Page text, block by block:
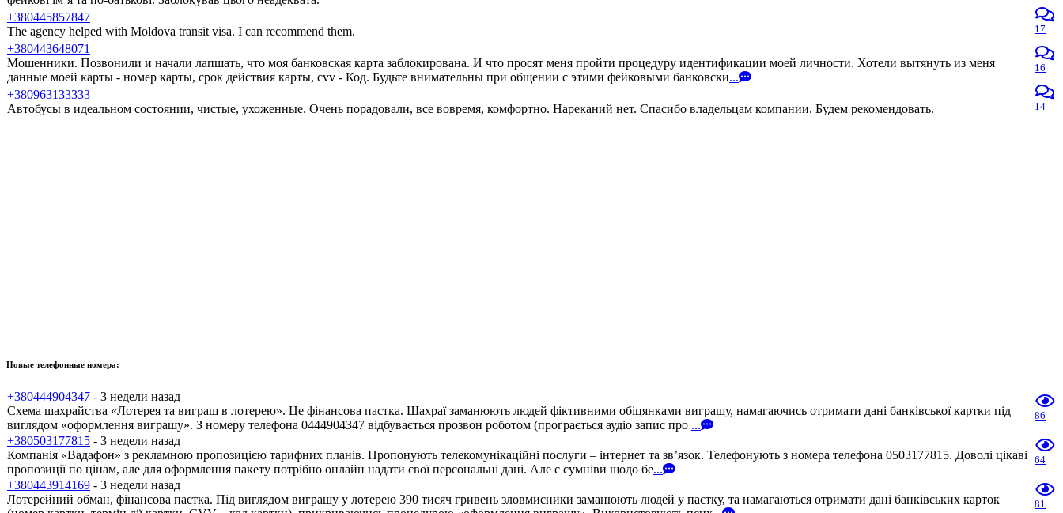
+380445857847
The agency helped with Moldova transit visa. I can recommend them.
17
+380443648071
Мошенники. Позвонили и начали лапшать, что моя банковская карта заблокирована. И что просят меня пройти процедуру идентификации моей личности. Хотели вытянуть из меня
данные моей карты - номер карты, срок действия карты, cvv - Код. Будьте внимательны при общении с этими фейковыми банковски...
16
+380963133333
Автобусы в идеальном состоянии, чистые, ухоженные. Очень порадовали, все вовремя, комфортно. Нареканий нет. Спасибо владельцам компании. Будем рекомендовать.
14
Новые телефонные номера:
+380444904347 - 3 недели назад
Схема шахрайства «Лотерея та виграш в лотерею». Це фінансова пастка. Шахраї заманюють людей фіктивними обіцянками виграшу, намагаючись отримати дані банківської картки під
виглядом «оформлення виграшу». З номеру телефона 0444904347 відбувається прозвон роботом (програється аудіо запис про ...
86
+380503177815 - 3 недели назад
Компанія «Вадафон» з рекламною пропозицією тарифних планів. Пропонують телекомунікаційні послуги – інтернет та зв’язок. Телефонують з номера телефона 0503177815. Доволі цікаві
пропозиції по цінам, але для оформлення пакету потрібно онлайн надати свої персональні дані. Але є сумніви щодо бе...
64
+380443914169 - 3 недели назад
Лотерейний обман, фінансова пастка. Під виглядом виграшу у лотерею 390 тисяч гривень зловмисники заманюють людей у пастку, та намагаються отримати дані банківських карток
81